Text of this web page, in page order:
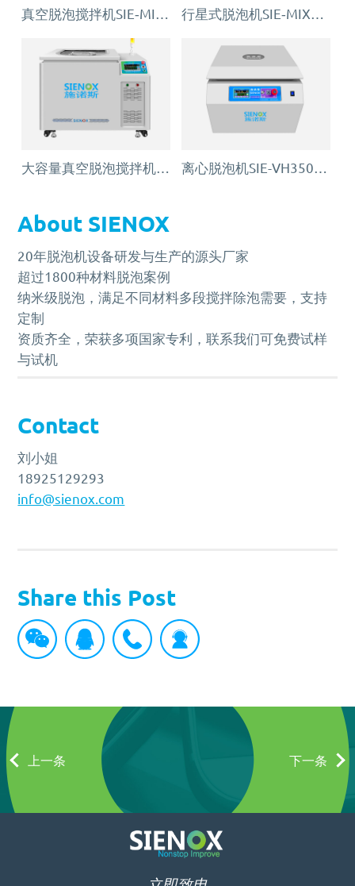
About SIENOX
20年脱泡机设备研发与生产的源头厂家
超过1800种材料脱泡案例
纳米级脱泡，满足不同材料多段搅拌除泡需要，支持
定制
资质齐全，荣获多项国家专利，联系我们可免费试样
与试机
Contact
刘小姐
18925129293
info@sienox.com
Share this Post
上一条 下一条